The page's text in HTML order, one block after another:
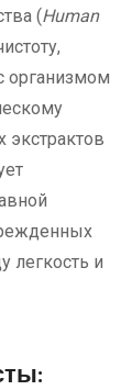
(Human
организмом
экстрактов
легкость и